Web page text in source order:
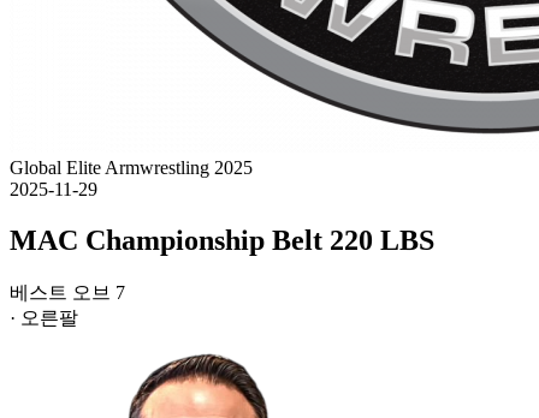
Global Elite Armwrestling 2025
2025-11-29
MAC Championship Belt 220 LBS
베스트 오브 7
· 오른팔